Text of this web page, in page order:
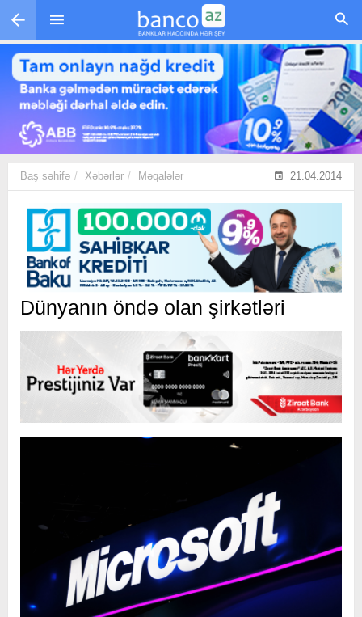
Skip to main content
Baş səhifə Xəbərlər Məqalələr 21.04.2014
Dünyanın öndə olan şirkətləri